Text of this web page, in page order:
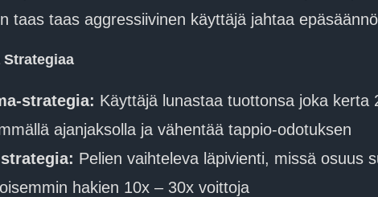
taas taas aggressiivinen käyttäjä jahtaa
strategia: Käyttäjä lunastaa tuottonsa joka
ajanjaksolla ja vähentää tappio-odotuksen
Pelien vaihteleva läpivienti, missä osuus
hakien 10x – 30x voittoja